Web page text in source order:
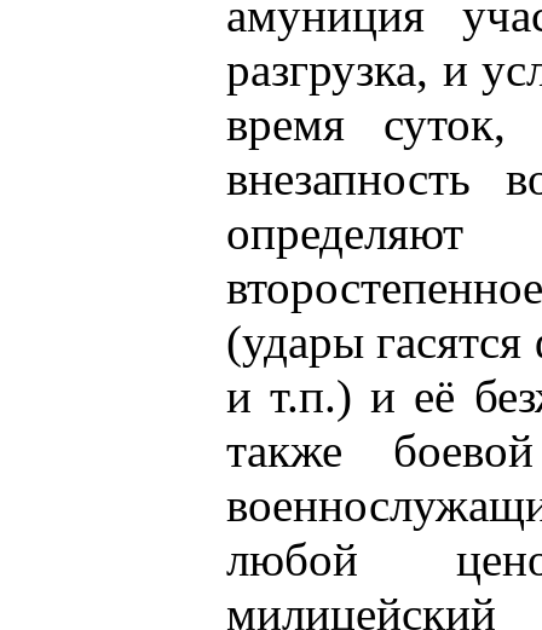
амуниция
разгрузка, и
время суток,
внезапность
определяют
(удары
и т.п.) и её
также
любой